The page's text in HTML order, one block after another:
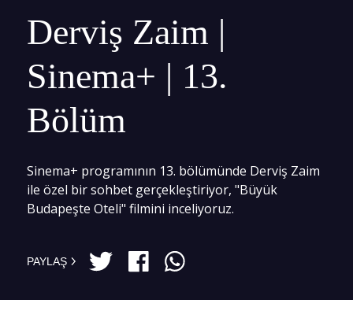
Derviş Zaim |
Sinema+ | 13.
Bölüm
Sinema+ programının 13. bölümünde Derviş Zaim
ile özel bir sohbet gerçekleştiriyor, "Büyük
Budapeşte Oteli" filmini inceliyoruz.
PAYLAŞ